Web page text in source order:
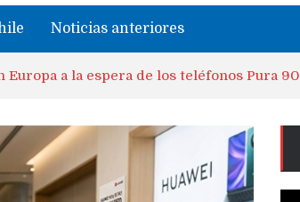
Noticias anteriores
a la espera de los teléfonos Pura 90